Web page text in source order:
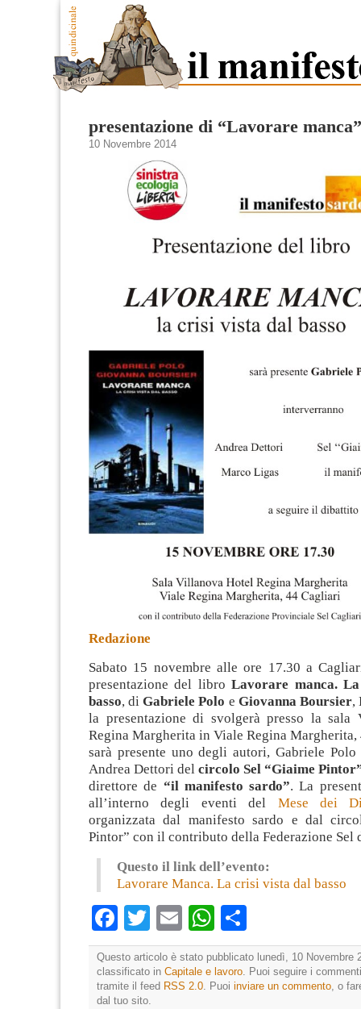
presentazione di “Lavorare
10 Novembre 2014
Redazione
Sabato 15 novembre alle ore 17.30 a
presentazione del libroLavorare manca.
basso, diGabriele Polo e Giovanna Boursier,
la presentazione di svolgerà presso la sala
Regina Margherita in Viale Regina Margherita,
sarà presente uno degli autori, Gabriele
Andrea Dettori del circolo Sel “Giaime
direttore de “il manifesto sardo”. La
all’interno degli eventi del Mese dei
organizzata dal manifesto sardo e dal
Pintor” con il contributo della Federazione Sel
Questo il link dell’evento:
Lavorare Manca. La crisi vista dal basso
Facebook
TwitterEmailWhatsApp
Questo articolo è stato pubblicato lunedì, 10 Novembre
classificato in Capitale e lavoro . Puoi seguire i
tramite il feed RSS 2.0 . Puoi inviare un commento , o
dal tuo sito.